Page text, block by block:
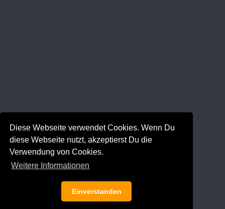
Diese Webseite verwendet Cookies. Wenn Du
diese Webseite nutzt, akzeptierst Du die
Verwendung von Cookies.
Weitere Informationen
Einverstanden